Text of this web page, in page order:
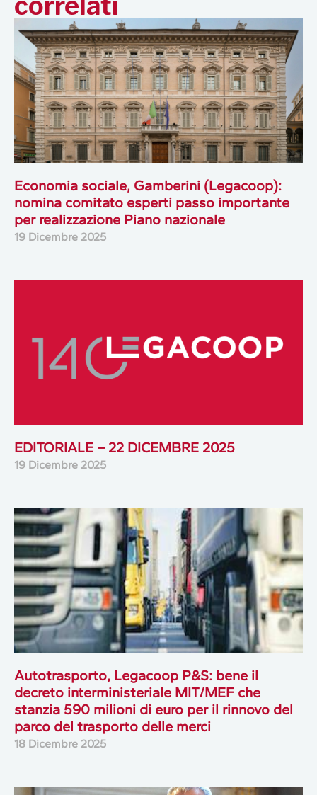
Economia sociale, Gamberini (Legacoop):
nomina comitato esperti passo importante
per realizzazione Piano nazionale
19 Dicembre 2025
EDITORIALE – 22 DICEMBRE 2025
19 Dicembre 2025
Autotrasporto, Legacoop P&S: bene il
decreto interministeriale MIT/MEF che
stanzia 590 milioni di euro per il rinnovo del
parco del trasporto delle merci
18 Dicembre 2025